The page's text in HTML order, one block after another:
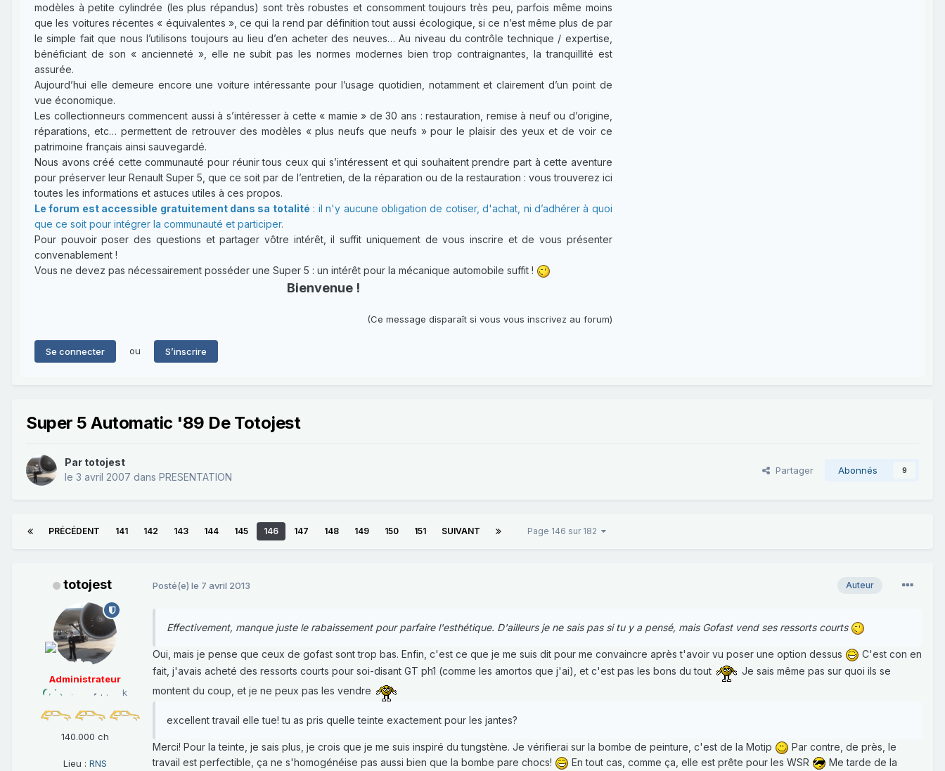
modèles à petite cylindrée (les plus répandus) sont très robustes et consomment toujours très peu, parfois même moins
que les voitures récentes « équivalentes », ce qui la rend par définition tout aussi écologique, si ce n’est même plus de par
le simple fait que nous l’utilisons toujours au lieu d’en acheter des neuves… Au niveau du contrôle technique / expertise,
bénéficiant de son « ancienneté », elle ne subit pas les normes modernes bien trop contraignantes, la tranquillité est
assurée.
Aujourd’hui elle demeure encore une voiture intéressante pour l’usage quotidien, notamment et clairement d’un point de
vue économique.
Les collectionneurs commencent aussi à s’intéresser à cette « mamie » de 30 ans : restauration, remise à neuf ou d’origine,
réparations, etc… permettent de retrouver des modèles « plus neufs que neufs » pour le plaisir des yeux et de voir ce
patrimoine français ainsi sauvegardé.
Nous avons créé cette communauté pour réunir tous ceux qui s’intéressent et qui souhaitent prendre part à cette aventure
pour préserver leur Renault Super 5, que ce soit par de l’entretien, de la réparation ou de la restauration : vous trouverez ici
toutes les informations et astuces utiles à ces propos.
Le forum est accessible gratuitement dans sa totalité : il n'y aucune obligation de cotiser, d'achat, ni d’adhérer à quoi
que ce soit pour intégrer la communauté et participer.
Pour pouvoir poser des questions et partager vôtre intérêt, il suffit uniquement de vous inscrire et de vous présenter
convenablement !
Vous ne devez pas nécessairement posséder une Super 5 : un intérêt pour la mécanique automobile suffit !
Bienvenue !
(Ce message disparaît si vous vous inscrivez au forum)
Se connecter ou S’inscrire
Super 5 Automatic '89 De Totojest
Par totojest
le 3 avril 2007 dans PRESENTATION
Partager Abonnés 9
PRÉCÉDENT 141 142 143 144 145 146 147 148 149 150 151 SUIVANT Page 146 sur 182
totojest
Administrateur
1 069
28,5 k
140.000 ch
Lieu : RNS
Auteur
Posté(e) le 7 avril 2013
Effectivement, manque juste le rabaissement pour parfaire l'esthétique. D'ailleurs je ne sais pas si tu y a pensé, mais Gofast vend ses ressorts courts
Oui, mais je pense que ceux de gofast sont trop bas. Enfin, c'est ce que je me suis dit pour me convaincre après t'avoir vu poser une option dessus
C'est con en
fait, j'avais acheté des ressorts courts pour soi-disant GT ph1 (comme les amortos que j'ai), et c'est pas les bons du tout
Je sais même pas sur quoi ils se
montent du coup, et je ne peux pas les vendre
excellent travail elle tue! tu as pris quelle teinte exactement pour les jantes?
Merci! Pour la teinte, je sais plus, je crois que je me suis inspiré du tungstène. Je vérifierai sur la bombe de peinture, c'est de la Motip
Par contre, de près, le
travail est perfectible, ça ne s'homogénéise pas aussi bien que la bombe pare chocs!
En tout cas, comme ça, elle est prête pour les WSR
Me tarde de la